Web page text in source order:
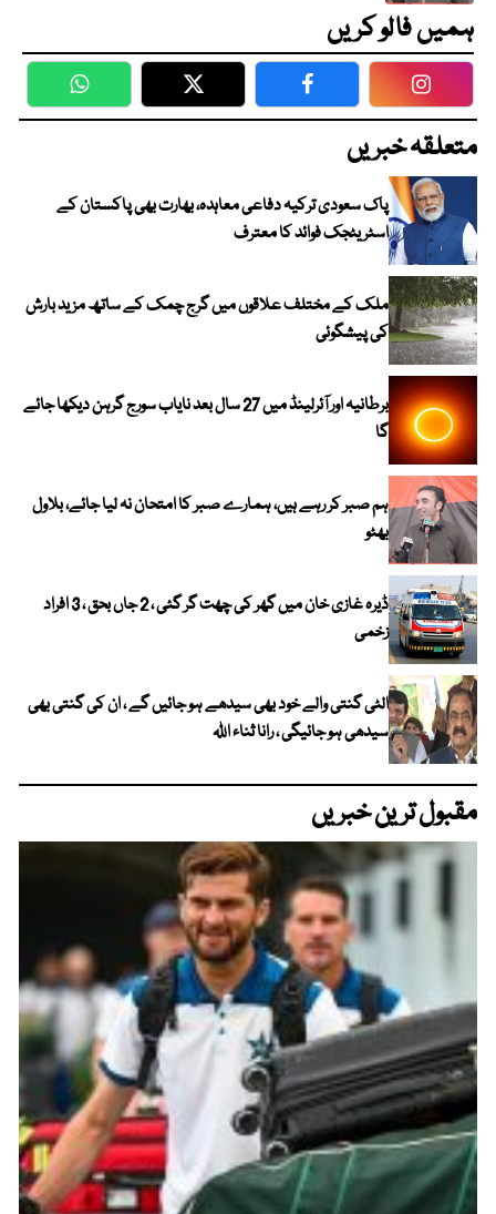
ہمیں فالو کریں
WhatsApp Twitter Facebook
متعلقہ خبریں
پاک سعودی ترکیہ دفاعی معاہدہ، بھارت بھی پاکستان کے
اسٹریٹجک فوائد کا معترف
ملک کے مختلف علاقوں میں گرج چمک کے ساتھ مزید بارش
کی پیشگوئی
برطانیہ اور آئرلینڈ میں 27 سال بعد نایاب سورج گرہن دیکھا جائے
گا
ہم صبر کر رہے ہیں، ہمارے صبر کا امتحان نہ لیا جائے، بلاول
بھٹو
ڈیرہ غازی خان میں گھر کی چھت گر گئی ، 2 جاں بحق ، 3 افراد
زخمی
الٹی گنتی والے خود بھی سیدھے ہو جائیں گے ، ان کی گنتی بھی
سیدھی ہو جائیگی ، رانا ثناء اللہ
مقبول ترین خبریں